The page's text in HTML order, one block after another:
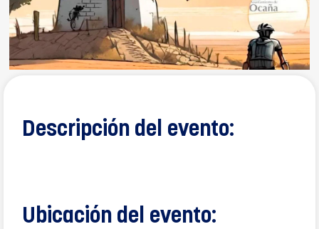
Descripción del evento:
Ubicación del evento: